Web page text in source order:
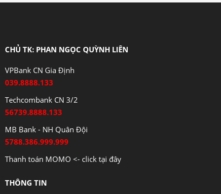
CHỦ TK: PHAN NGỌC QUỲNH LIÊN
VPBank CN Gia Định
039.8888.133
Techcombank CN 3/2
56739.8888.133
MB Bank - NH Quân Đội
5788.386.999.999
Thanh toán MOMO <- click tại đây
THÔNG TIN